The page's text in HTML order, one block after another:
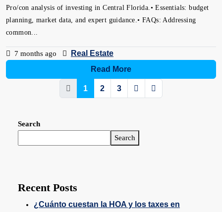
Pro/con analysis of investing in Central Florida.• Essentials: budget
planning, market data, and expert guidance.• FAQs: Addressing
common...
7 months ago
Real Estate
Read More
1 2 3
Search
Search
Recent Posts
¿Cuánto cuestan la HOA y los taxes en